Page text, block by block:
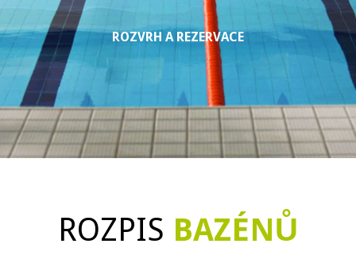
ROZVRH A REZERVACE
ROZPIS BAZÉNŮ